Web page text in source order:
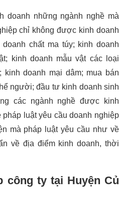
doanh những ngành nghề mà
chỉ không được kinh doanh
chất ma túy; kinh doanh
kinh doanh mẫu vật các loại
doanh mại dâm; mua bán
người; đầu tư kinh doanh sinh
các ngành nghề được kinh
luật yêu cầu doanh nghiệp
mà pháp luật yêu cầu như về
về địa điểm kinh doanh, thời
công ty tại Huyện Củ